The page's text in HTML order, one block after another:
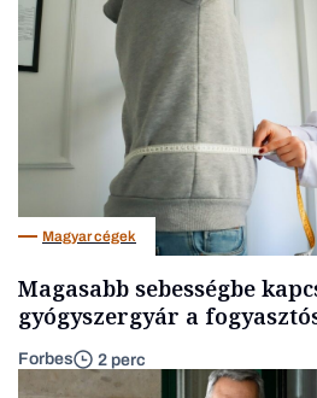
Magyar cégek
Magasabb sebességbe
gyógyszergyár a
Forbes 2 perc